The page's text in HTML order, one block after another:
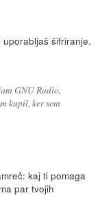
šifriranje.
GNU Radio,
kupil, ker sem
kaj ti pomaga
par tvojih